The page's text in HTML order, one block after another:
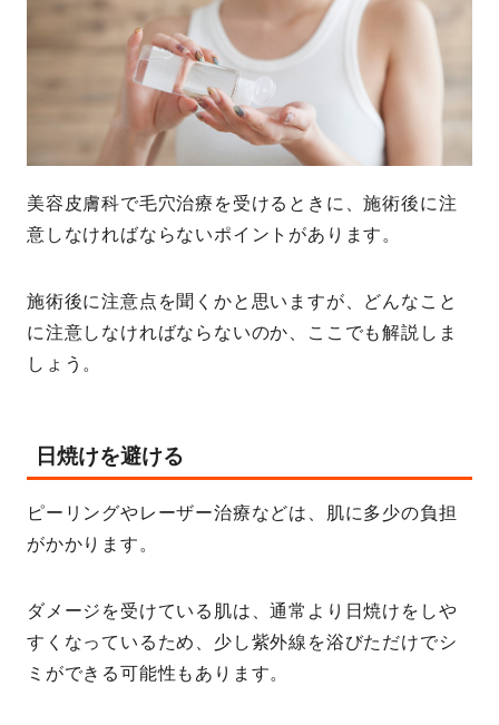
美容皮膚科で毛穴治療を受けるときに、施術後に注
意しなければならないポイントがあります。
施術後に注意点を聞くかと思いますが、どんなこと
に注意しなければならないのか、ここでも解説しま
しょう。
日焼けを避ける
ピーリングやレーザー治療などは、肌に多少の負担
がかかります。
ダメージを受けている肌は、通常より日焼けをしや
すくなっているため、少し紫外線を浴びただけでシ
ミができる可能性もあります。